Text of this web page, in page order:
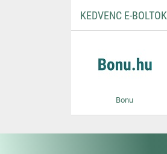
KEDVENC E-BOLTOK
Bonu